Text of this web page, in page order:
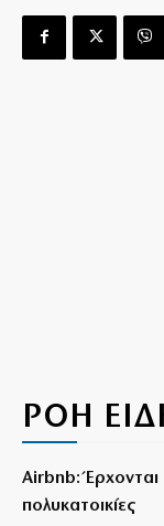
ΡΟΗ
Airbnb: Έρχονται
πολυκατοικίες